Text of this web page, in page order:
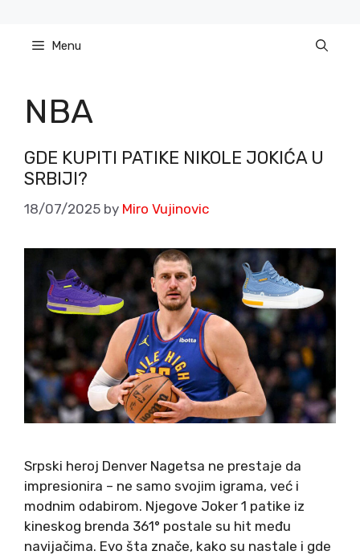
content Menu
NBA
GDE KUPITI PATIKE NIKOLE JOKIĆA U
SRBIJI?
18/07/2025 by Miro Vujinovic
Srpski heroj Denver Nagetsa ne prestaje da
impresionira – ne samo svojim igrama, već i
modnim odabirom. Njegove Joker 1 patike iz
kineskog brenda 361° postale su hit među
navijačima. Evo šta znače, kako su nastale i gde